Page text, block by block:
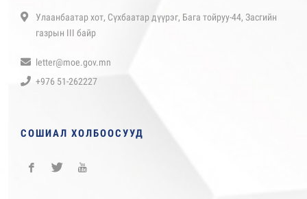
Улаанбаатар хот, Сүхбаатар дүүрэг, Бага тойруу-44, Засгийн
газрын III байр
letter@moe.gov.mn
+976 51-262227
СОШИАЛ ХОЛБООСУУД